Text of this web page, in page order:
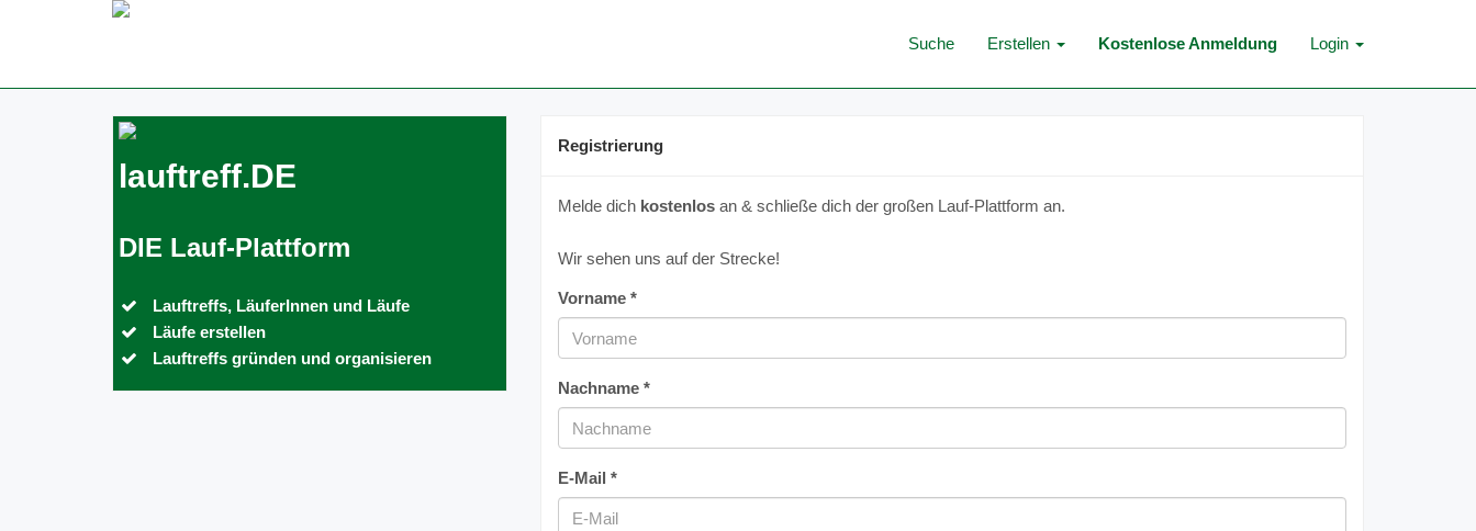
Suche Erstellen Kostenlose Anmeldung Login
lauftreff.DE
DIE Lauf-Plattform
Lauftreffs, LäuferInnen und Läufe
Läufe erstellen
Lauftreffs gründen und organisieren
Registrierung
Melde dich kostenlos an & schließe dich der großen Lauf-Plattform an.
Wir sehen uns auf der Strecke!
Vorname *
Nachname *
E-Mail *